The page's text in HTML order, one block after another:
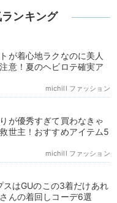
ンキング
が着心地ラクなのに美人
意！夏のヘビロテ確実ア
michill ファッション
が優秀すぎて買わなきゃ
世主！おすすめアイテム5
michill ファッション
はGUのこの3着だけあれ
んの着回しコーデ6選